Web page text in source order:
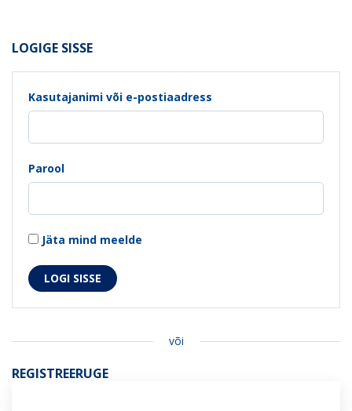
LOGIGE SISSE
Kasutajanimi või e-postiaadress
Parool
Jäta mind meelde
või
REGISTREERUGE